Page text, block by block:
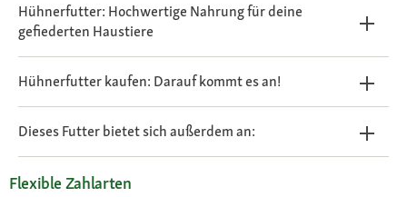
Hühnerfutter: Hochwertige Nahrung für deine
gefiederten Haustiere
Hühnerfutter kaufen: Darauf kommt es an!
Dieses Futter bietet sich außerdem an:
Flexible Zahlarten